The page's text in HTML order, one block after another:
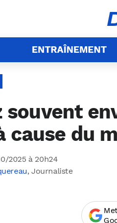
ENTRAÎNEMENT
souvent
cause du
2025 à 20h24
, Journaliste